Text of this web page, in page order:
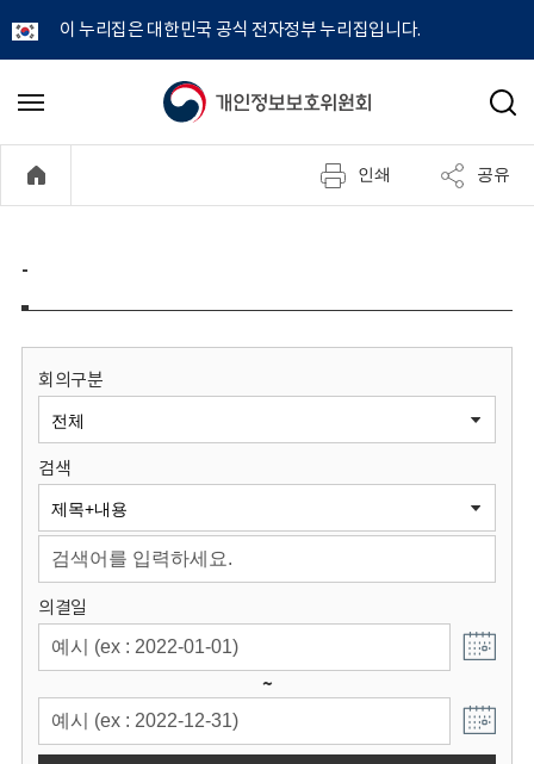
이 누리집은 대한민국 공식 전자정부 누리집입니다.
개
정
보
원
회
메
기
검
인쇄 공유
-
회의구분
검색
의결일
~